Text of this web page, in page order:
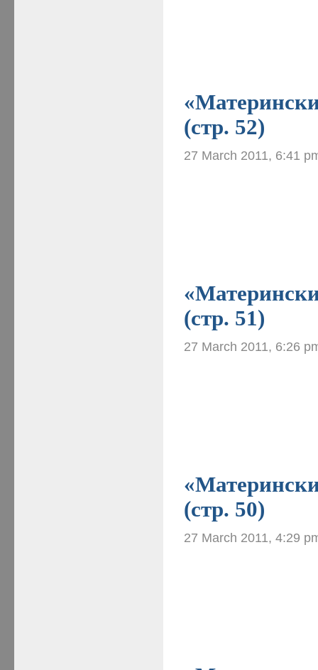
(стр. 52)
27 March 2011, 6:41
(стр. 51)
27 March 2011, 6:26
(стр. 50)
27 March 2011, 4:29